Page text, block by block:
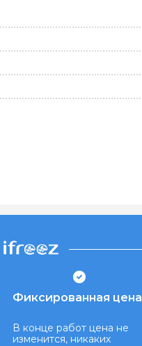
Фиксированная цена
В конце работ цена не
изменится, никаких